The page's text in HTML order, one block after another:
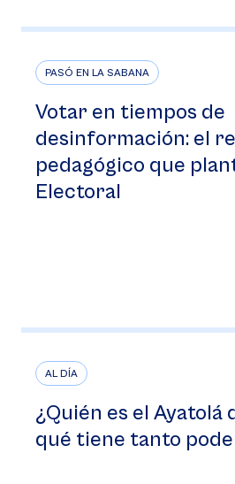
PASÓ EN LA SABANA
Votar en tiempos de
desinformación: el
pedagógico que
Electoral
AL DÍA
¿Quién es el Ayatolá
qué tiene tanto